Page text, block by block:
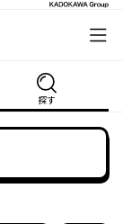
探す